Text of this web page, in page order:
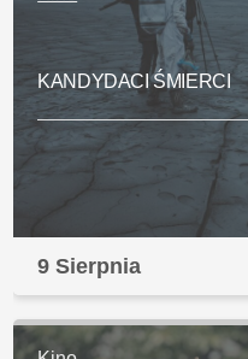
KANDYDACI ŚMIERCI
9 Sierpnia